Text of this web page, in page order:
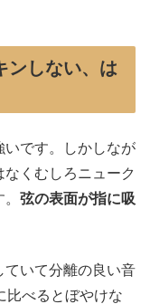
ンしない、は
いです。しかしなが
くむしろニューク
弦の表面が指に吸
ていて分離の良い音
比べるとぼやけな